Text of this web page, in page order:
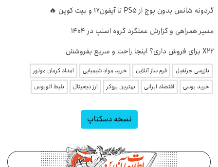
گردونه شانس بدون پوچ از PS5 تا آیفون17 و بیت کوین 🔥
مسیر همراهی و گزارش عملکرد گروه اسنپ در ۱۴۰۴
X22 برای فروش داری؟ اینجا راحت و سریع بفروشش
بازرسی جرثقیل فرم ساز آنلاین خرید مواد شیمیایی
امداد کرمان موتور
خرید یوسی
اقتصاد ایرانی بهترین بروکر ارز دیجیتال بلیط اتوبوس
نسخه دسکتاپ